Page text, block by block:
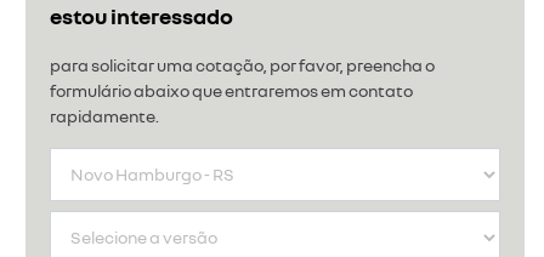
estou interessado
para solicitar uma cotação, por favor, preencha o
formulário abaixo que entraremos em contato
rapidamente.